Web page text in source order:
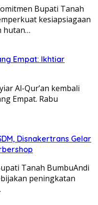
Bupati Tanah
kesiapsiagaan
hutan…
Empat: Ikhtiar
Al-Qur’an kembali
Empat. Rabu
Disnakertrans Gelar
Tanah BumbuAndi
peningkatan